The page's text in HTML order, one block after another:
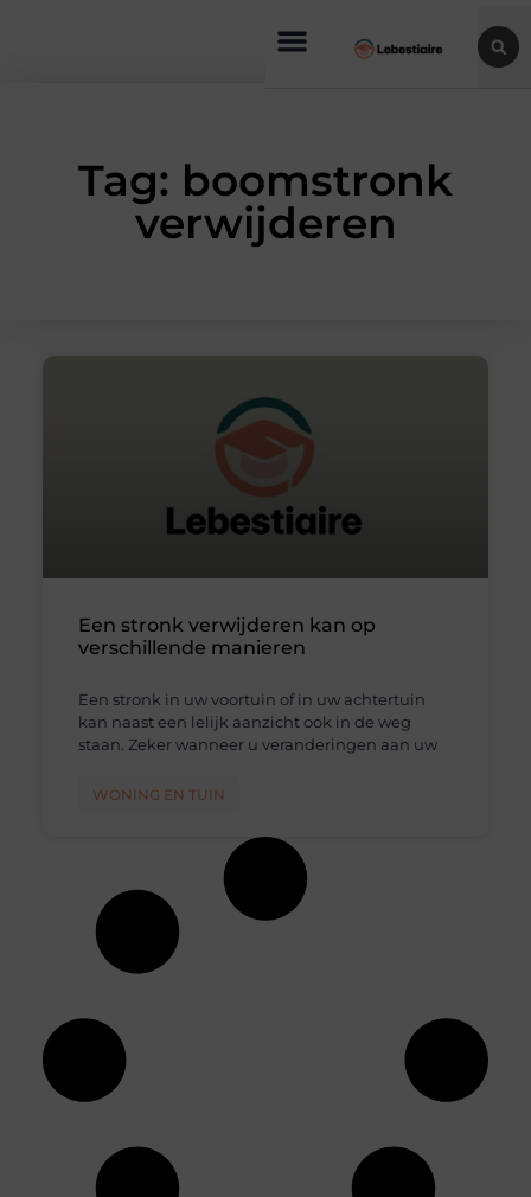
Tag: boomstronk
verwijderen
Een stronk verwijderen kan op
verschillende manieren
Een stronk in uw voortuin of in uw achtertuin
kan naast een lelijk aanzicht ook in de weg
staan. Zeker wanneer u veranderingen aan uw
WONING EN TUIN